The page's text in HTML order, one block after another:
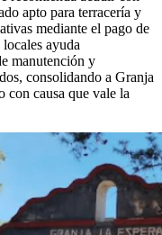
apto para terracería y
mediante el pago de
ayuda
manutención y
consolidando a Granja
con causa que vale la